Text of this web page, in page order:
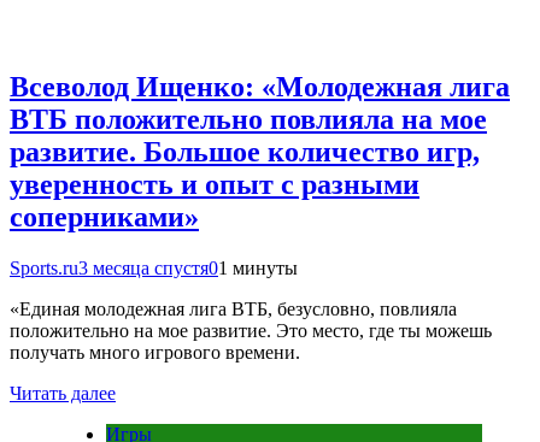
Всеволод Ищенко: «Молодежная лига
ВТБ положительно повлияла на мое
развитие. Большое количество игр,
уверенность и опыт с разными
соперниками»
Sports.ru3 месяца спустя01 минуты
«Единая молодежная лига ВТБ, безусловно, повлияла
положительно на мое развитие. Это место, где ты можешь
получать много игрового времени.
Читать далее
Игры